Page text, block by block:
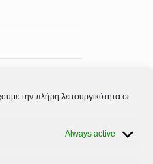
την πλήρη λειτουργικότητα σε
Always active